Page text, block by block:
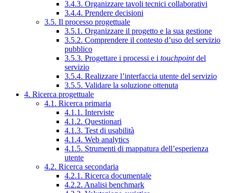
3.4.3. Organizzare tavoli tecnici collaborativi
3.4.4. Prendere decisioni
3.5. Il processo progettuale
3.5.1. Organizzare il progetto e la sua gestione
3.5.2. Comprendere il contesto d’uso del servizio
pubblico
3.5.3. Progettare i processi e i touchpointdel
servizio
3.5.4. Realizzare l’interfaccia utente del servizio
3.5.5. Validare la soluzione ottenuta
4. Ricerca progettuale
4.1. Ricerca primaria
4.1.1. Interviste
4.1.2. Questionari
4.1.3. Test di usabilità
4.1.4. Web analytics
4.1.5. Strumenti di mappatura dell’esperienza
utente
4.2. Ricerca secondaria
4.2.1. Ricerca documentale
4.2.2. Analisi benchmark